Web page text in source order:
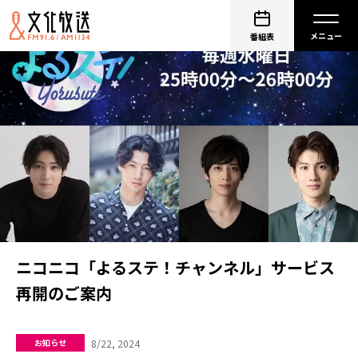
番組表
ニコニコ「よるステ！チャンネル」サービス
再開のご案内
お知らせ 8/22, 2024